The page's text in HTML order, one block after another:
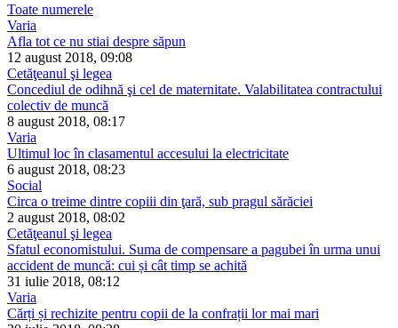
Toate numerele
Varia
Afla tot ce nu stiai despre săpun
12 august 2018, 09:08
Cetăţeanul şi legea
Concediul de odihnă şi cel de maternitate. Valabilitatea contractului
colectiv de muncă
8 august 2018, 08:17
Varia
Ultimul loc în clasamentul accesului la electricitate
6 august 2018, 08:23
Social
Circa o treime dintre copiii din ţară, sub pragul sărăciei
2 august 2018, 08:02
Cetăţeanul şi legea
Sfatul economistului. Suma de compensare a pagubei în urma unui
accident de muncă: cui și cât timp se achită
31 iulie 2018, 08:12
Varia
Cărți și rechizite pentru copii de la confrații lor mai mari